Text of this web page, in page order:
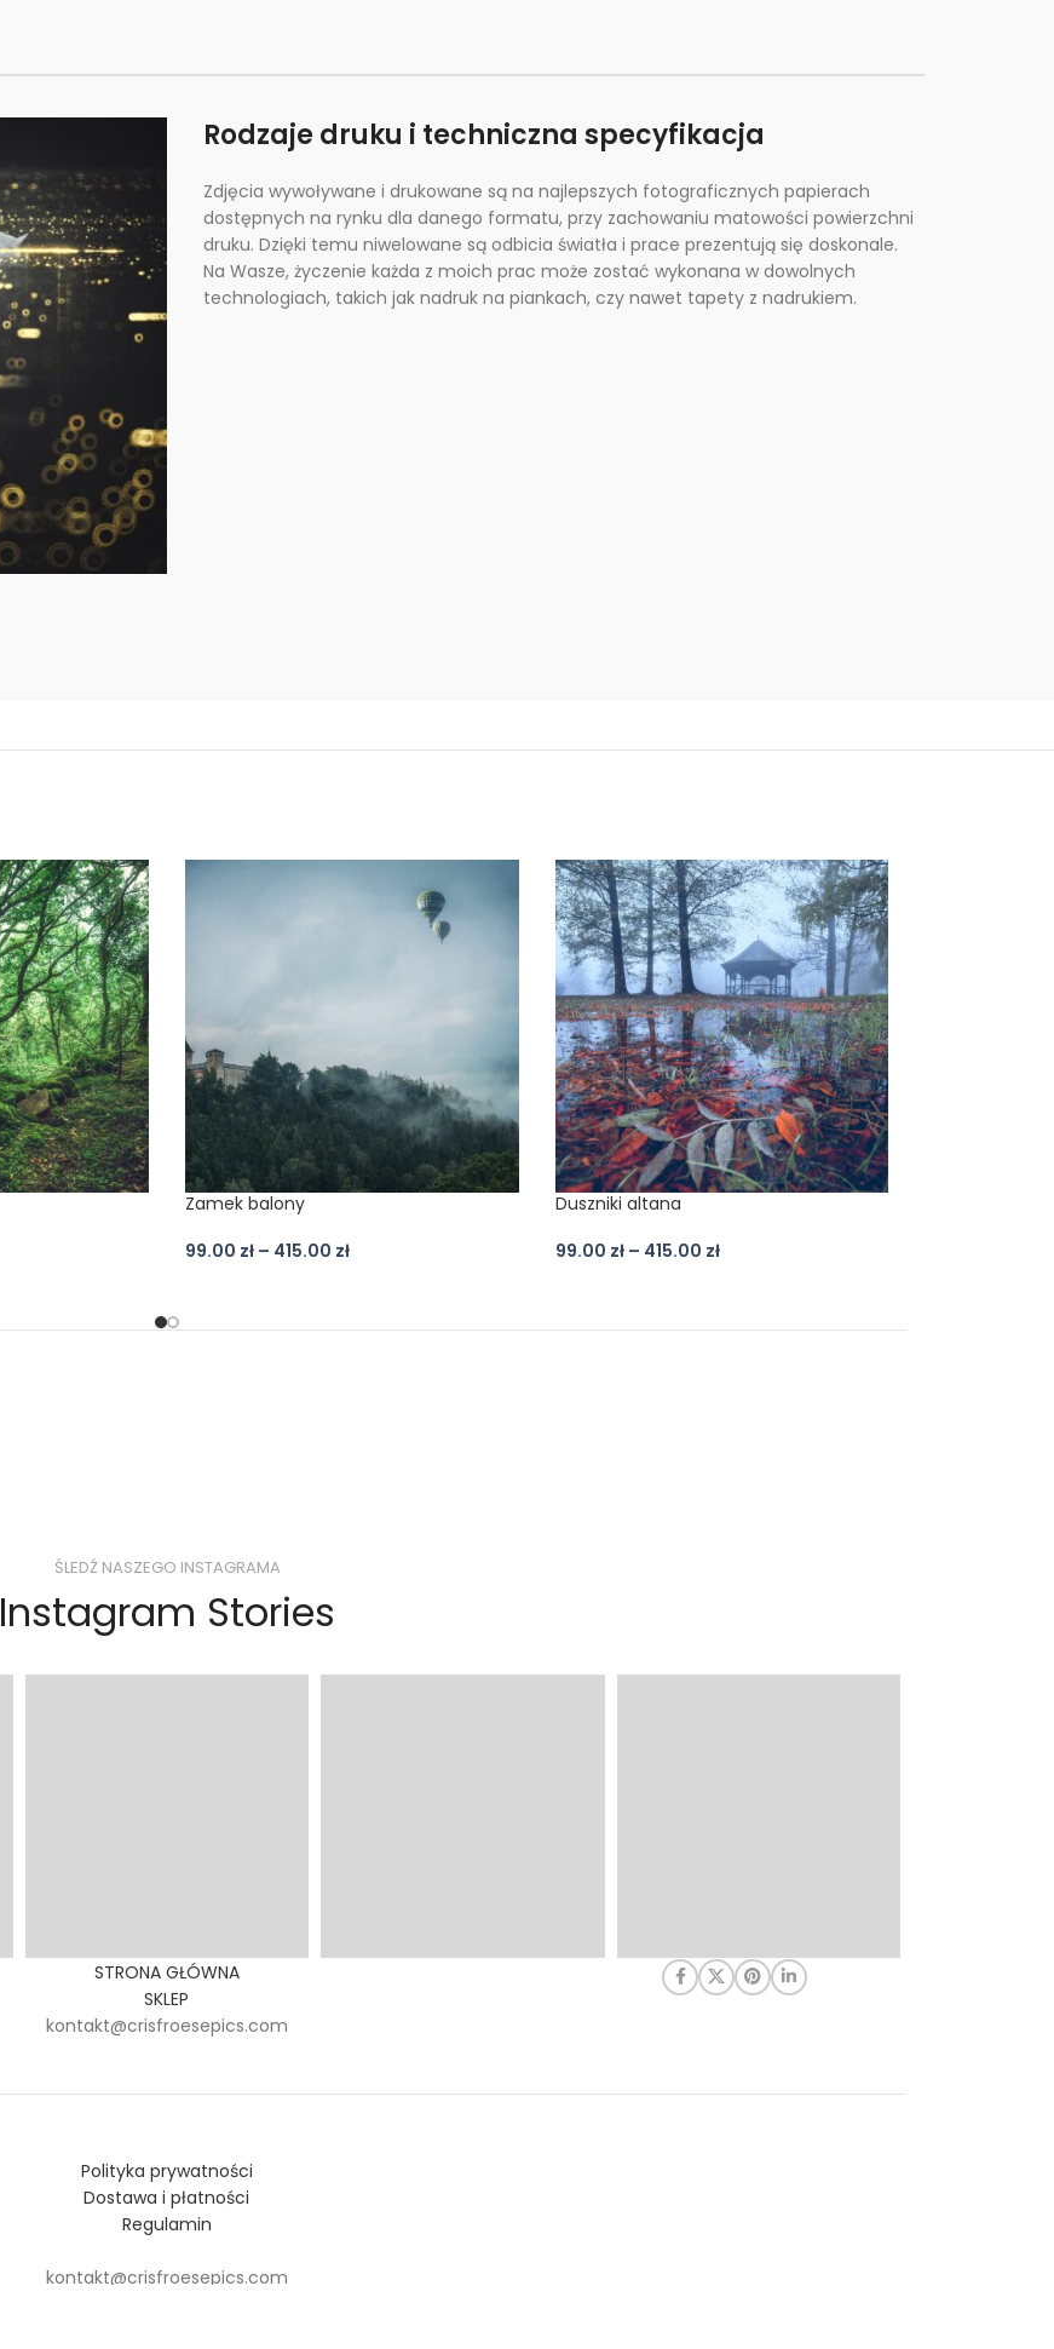
Rodzaje druku i techniczna specyfikacja
Zdjęcia wywoływane i drukowane są na najlepszych fotograficznych papierach
dostępnych na rynku dla danego formatu, przy zachowaniu matowości powierzchni
druku. Dzięki temu niwelowane są odbicia światła i prace prezentują się doskonale.
Na Wasze, życzenie każda z moich prac może zostać wykonana w dowolnych
technologiach, takich jak nadruk na piankach, czy nawet tapety z nadrukiem.
Zamek balony
99.00 zł – 415.00 zł
Duszniki altana
99.00 zł – 415.00 zł
ŚLEDŹ NASZEGO INSTAGRAMA
Instagram Stories
STRONA GŁÓWNA
SKLEP
kontakt@crisfroesepics.com
Polityka prywatności
Dostawa i płatności
Regulamin
kontakt@crisfroesepics.com